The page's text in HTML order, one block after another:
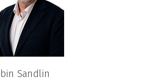
Sandlin